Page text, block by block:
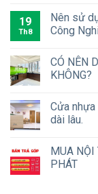
19
Th8
Nên sử
Công
CÓ NÊN
KHÔNG?
Cửa
dài lâu.
MUA NỘI
PHÁT